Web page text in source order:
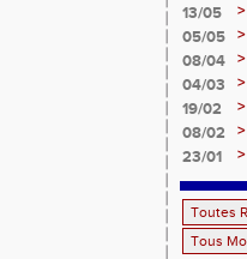
13/05
>
05/05
>
08/04
>
04/03
>
19/02
>
08/02
>
23/01
>